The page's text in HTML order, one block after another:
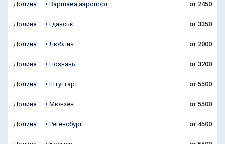
Долина ⟶ Варшава аэропорт от 2450
Долина ⟶ Гданськ от 3350
Долина ⟶ Люблин от 2000
Долина ⟶ Познань от 3200
Долина ⟶ Штутгарт от 5500
Долина ⟶ Мюнхен от 5500
Долина ⟶ Регенсбург от 4500